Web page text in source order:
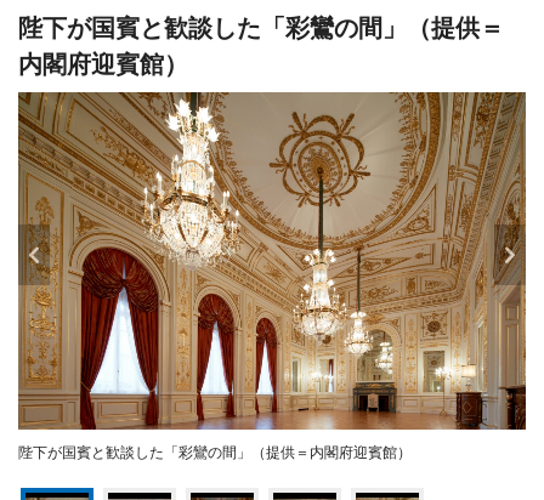
陛下が国賓と歓談した「彩鸞の間」（提供＝
内閣府迎賓館）
陛下が国賓と歓談した「彩鸞の間」（提供＝内閣府迎賓館）